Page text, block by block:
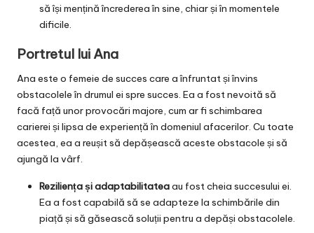
să își mențină încrederea în sine, chiar și în momentele
dificile.
Portretul lui Ana
Ana este o femeie de succes care a înfruntat și învins
obstacolele în drumul ei spre succes. Ea a fost nevoită să
facă față unor provocări majore, cum ar fi schimbarea
carierei și lipsa de experiență în domeniul afacerilor. Cu toate
acestea, ea a reușit să depășească aceste obstacole și să
ajungă la vârf.
Reziliența și adaptabilitateaau fost cheia succesului ei.
Ea a fost capabilă să se adapteze la schimbările din
piață și să găsească soluții pentru a depăși obstacolele.